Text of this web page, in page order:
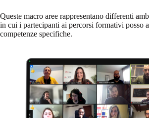
Queste macro aree rappresentano differenti
in cui i partecipanti ai percorsi formativi posso
competenze specifiche.